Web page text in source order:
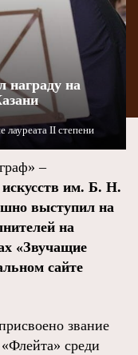
награду на
лауреата II степени
–
им. Б. Н.
выступил на
на
«Звучащие
сайте
звание
среди